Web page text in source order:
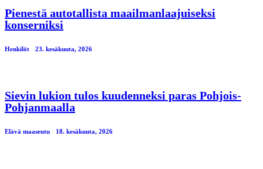
Pienestä autotallista maailmanlaajuiseksi
konserniksi
Henkilöt 23. kesäkuuta, 2026
Sievin lukion tulos kuudenneksi paras Pohjois-
Pohjanmaalla
Elävä maaseutu 18. kesäkuuta, 2026